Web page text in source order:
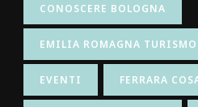
CONOSCERE BOLOGNA
EMILIA ROMAGNA TURISMO
EVENTI FERRARA